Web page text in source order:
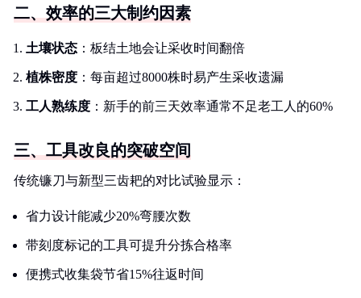
二、效率的三大制约因素
土壤状态 ：板结土地会让采收时间翻倍
植株密度 ：每亩超过8000株时易产生采收遗漏
工人熟练度 ：新手的前三天效率通常不足老工人的60%
三、工具改良的突破空间
传统镰刀与新型三齿耙的对比试验显示：
省力设计能减少20%弯腰次数
带刻度标记的工具可提升分拣合格率
便携式收集袋节省15%往返时间